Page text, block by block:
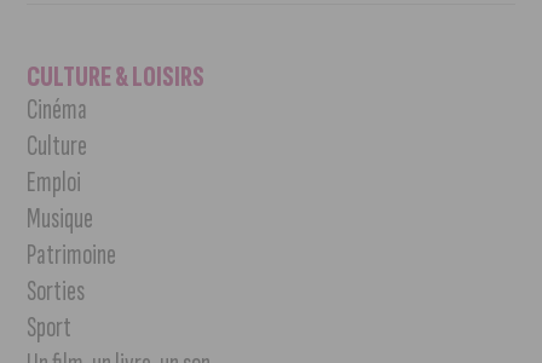
CULTURE & LOISIRS
Cinéma
Culture
Emploi
Musique
Patrimoine
Sorties
Sport